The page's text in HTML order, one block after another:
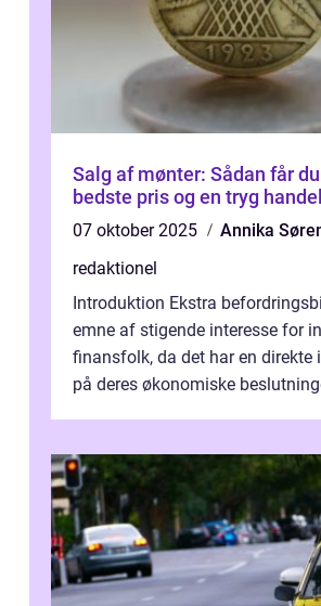
Salg af mønter: Sådan får
bedste pris og en tryg handel
07 oktober 2025
Annika
redaktionel
Introduktion Ekstra
emne af stigende interesse for
finansfolk, da det har en direkte
på deres økonomiske